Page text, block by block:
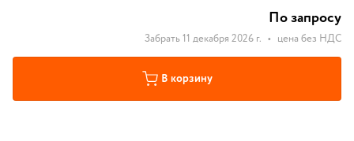
По запросу
Забрать 11 декабря 2026 г. • цена без НДС
В корзину